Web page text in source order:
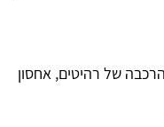
של רהיטים, אחסון